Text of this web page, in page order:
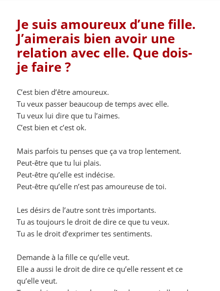
Je suis amoureux d’une fille.
J’aimerais bien avoir une
relation avec elle. Que dois-
je faire ?
C’est bien d’être amoureux.
Tu veux passer beaucoup de temps avec elle.
Tu veux lui dire que tu l’aimes.
C’est bien et c’est ok.
Mais parfois tu penses que ça va trop lentement.
Peut-être que tu lui plais.
Peut-être qu’elle est indécise.
Peut-être qu’elle n’est pas amoureuse de toi.
Les désirs de l’autre sont très importants.
Tu as toujours le droit de dire ce que tu veux.
Tu as le droit d’exprimer tes sentiments.
Demande à la fille ce qu’elle veut.
Elle a aussi le droit de dire ce qu’elle ressent et ce
qu’elle veut.